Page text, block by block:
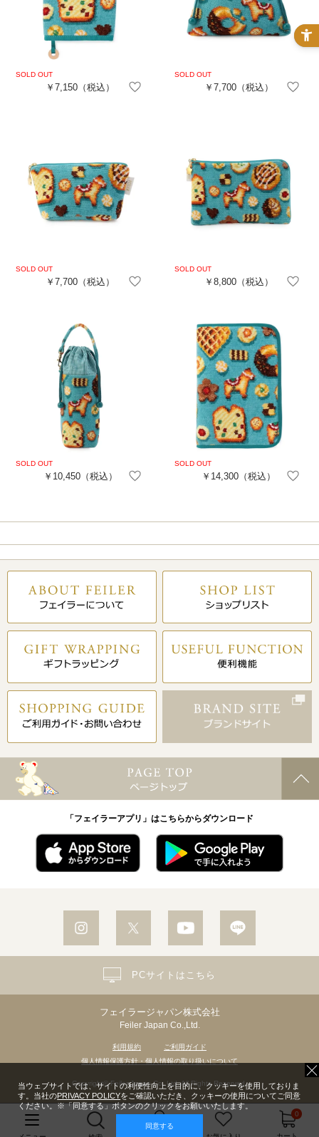
￥7,150 （税込） ￥7,700（税込）
￥7,700 （税込） ￥8,800（税込）
￥10,450（税込） ￥14,300 （税込）
「フェイラーアプリ」はこちらからダウンロード
フェイラージャパン株式会社
Feiler Japan Co.,Ltd.
利用規約
ご利用ガイド
個人情報保護方針・個人情報の取り扱いについて
Copyright© Feiler Japan Co.,Ltd. All Rights Reserved.
PCサイトはこちら
0
当ウェブサイトでは、サイトの利便性向上を目的に、クッキーを使用しておりま
す。当社のPRIVACY POLICYをご確認いただき、クッキーの使用についてご同意
ください。※「同意する」ボタンのクリックをお願いいたします。
同意する